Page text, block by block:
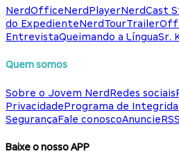
NerdOfficeNerdPlayerNerdCast
do ExpedienteNerdTour
EntrevistaQueimando a LínguaSr.
Quem somos
Sobre o Jovem NerdRedes sociais
PrivacidadePrograma de
SegurançaFale conoscoAnuncieRSS
Baixe o nosso APP